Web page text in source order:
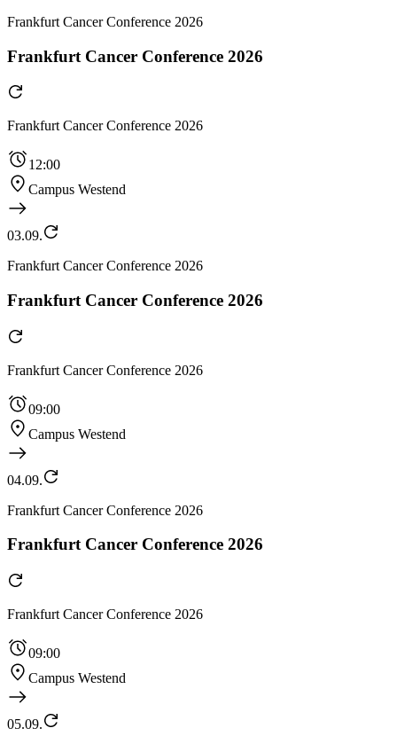
Frankfurt Cancer Conference 2026
Frankfurt Cancer Conference 2026
Frankfurt Cancer Conference 2026
12:00
Campus Westend
03.09.
Frankfurt Cancer Conference 2026
Frankfurt Cancer Conference 2026
Frankfurt Cancer Conference 2026
09:00
Campus Westend
04.09.
Frankfurt Cancer Conference 2026
Frankfurt Cancer Conference 2026
Frankfurt Cancer Conference 2026
09:00
Campus Westend
05.09.